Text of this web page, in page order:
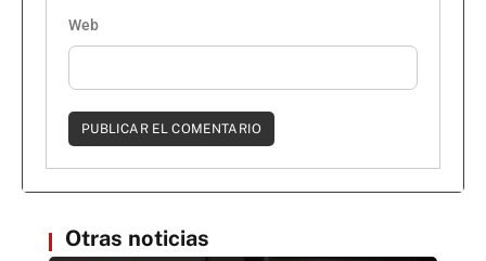
Web
Otras noticias